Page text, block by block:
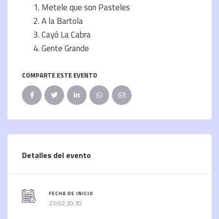
Metele que son Pasteles
A la Bartola
Cayó La Cabra
Gente Grande
COMPARTE ESTE EVENTO
Detalles del evento
FECHA DE INICIO
23/02 20:30